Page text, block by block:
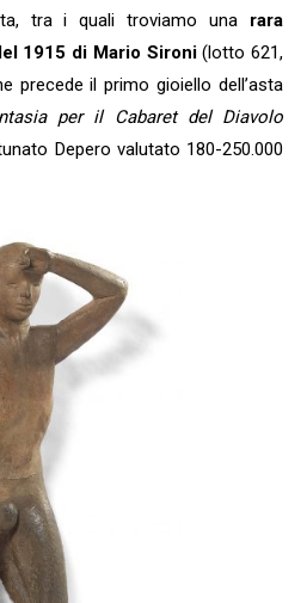
tra i quali troviamo una rara
1915 di Mario Sironi(lotto 621,
precede il primo gioiello dell’asta
per il Cabaret del Diavolo
Depero valutato 180-250.000